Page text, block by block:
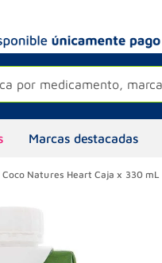
por medicamento,
Marcas destacadas
Coco Natures Heart Caja x 330 mL